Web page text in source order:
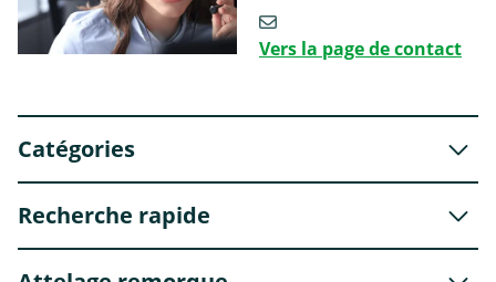
Vers la page de contact
Catégories
Recherche rapide